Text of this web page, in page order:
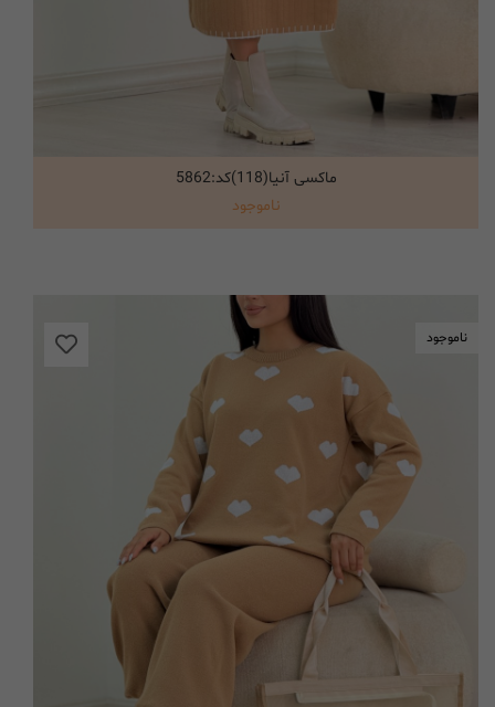
انتخاب گزینه ها
ماکسی آنیا(118)کد:5862
ناموجود
ناموجود